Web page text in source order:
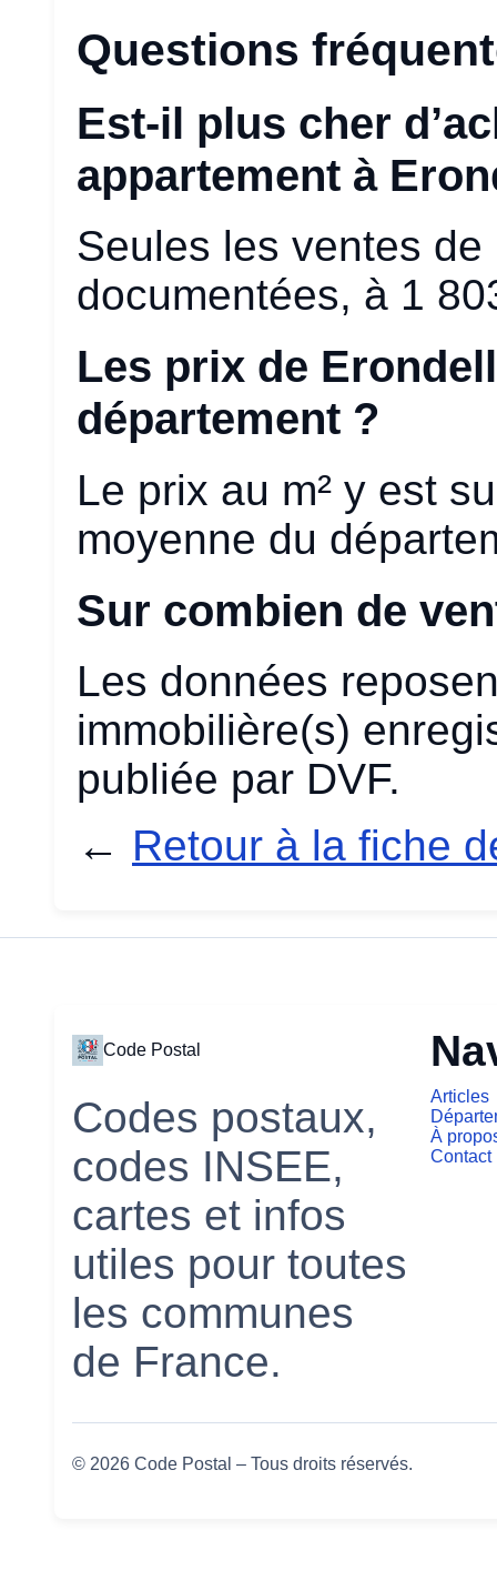
Questions
Est-il plus cher
appartement à
Seules les ventes
documentées, à 1
Les prix de
département ?
Le prix au m² y est
moyenne du
Sur combien de
Les données
immobilière(s)
publiée par DVF.
← Retour à la fiche
Code Postal
Codes postaux,
codes INSEE,
cartes et infos
utiles pour toutes
les communes
de France.
Articles
À
Contact
© 2026 Code Postal – Tous droits réservés.